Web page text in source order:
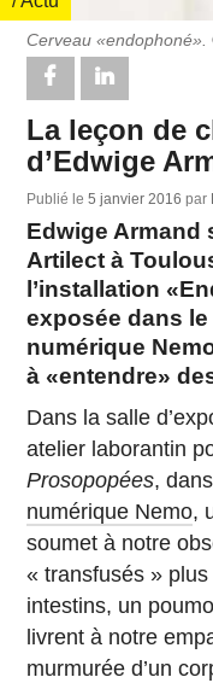
Cerveau «endophoné».
La leçon de
d’Edwige
Publié le5 janvier 2016par
Edwige Armand
Artilect à
l’installation
exposée dans
numérique
à «entendre»
Dans la salle
atelier laborantin
Prosopopées,
numérique Nemo,
soumet à notre
« transfusés »
intestins, un
livrent à notre
murmurée d’un